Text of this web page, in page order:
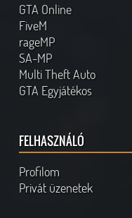
GTA Online
FiveM
rageMP
SA-MP
Multi Theft Auto
GTA Egyjátékos
FELHASZNÁLÓ
Profilom
Privát üzenetek